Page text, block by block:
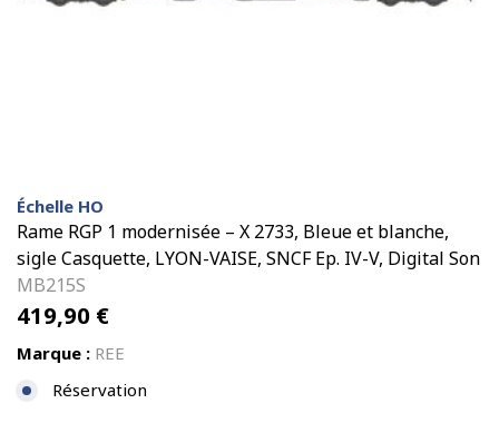
Échelle HO
Rame RGP 1 modernisée – X 2733, Bleue et blanche,
sigle Casquette, LYON-VAISE, SNCF Ep. IV-V, Digital Son
MB215S
419,90 €
Marque : REE
Réservation